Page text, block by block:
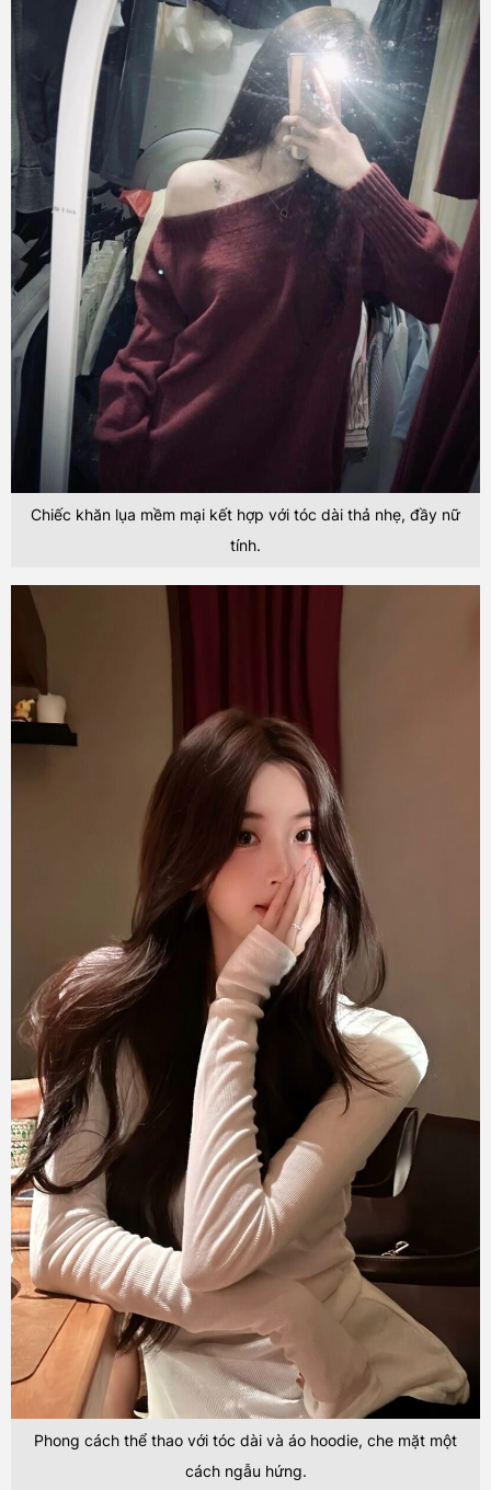
Chiếc khăn lụa mềm mại kết hợp với tóc dài thả nhẹ, đầy nữ
tính.
Phong cách thể thao với tóc dài và áo hoodie, che mặt một
cách ngẫu hứng.